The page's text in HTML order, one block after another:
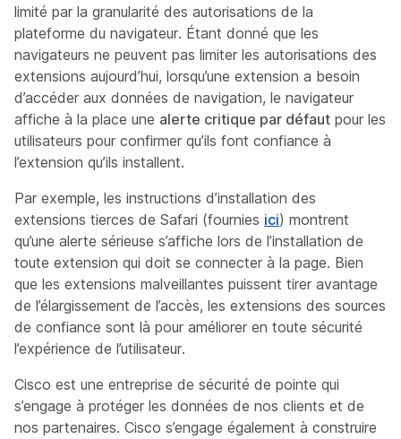
limité par la granularité des autorisations de la
plateforme du navigateur. Étant donné que les
navigateurs ne peuvent pas limiter les autorisations des
extensions aujourd’hui, lorsqu’une extension a besoin
d’accéder aux données de navigation, le navigateur
affiche à la place une alerte critique par défaut pour les
utilisateurs pour confirmer qu’ils font confiance à
l’extension qu’ils installent.
Par exemple, les instructions d’installation des
extensions tierces de Safari (fournies ici) montrent
qu’une alerte sérieuse s’affiche lors de l’installation de
toute extension qui doit se connecter à la page. Bien
que les extensions malveillantes puissent tirer avantage
de l’élargissement de l’accès, les extensions des sources
de confiance sont là pour améliorer en toute sécurité
l’expérience de l’utilisateur.
Cisco est une entreprise de sécurité de pointe qui
s’engage à protéger les données de nos clients et de
nos partenaires. Cisco s’engage également à construire